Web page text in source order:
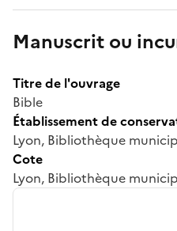
Manuscrit ou
Titre de l'ouvrage
Bible
Établissement de
Lyon, Bibliothèque
Cote
Lyon, Bibliothèque